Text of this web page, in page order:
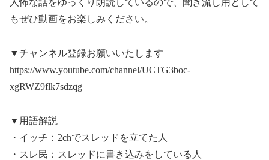
人怖な話をゆっくり朗読しているので、聞き流し用として
もぜひ動画をお楽しみください。
▼チャンネル登録お願いいたします
https://www.youtube.com/channel/UCTG3boc-
xgRWZ9flk7sdzqg
▼用語解説
・イッチ：2chでスレッドを立てた人
・スレ民：スレッドに書き込みをしている人